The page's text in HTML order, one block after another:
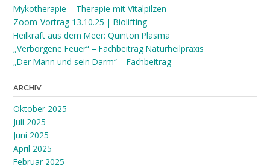
Mykotherapie – Therapie mit Vitalpilzen
Zoom-Vortrag 13.10.25 | Biolifting
Heilkraft aus dem Meer: Quinton Plasma
„Verborgene Feuer“ – Fachbeitrag Naturheilpraxis
„Der Mann und sein Darm“ – Fachbeitrag
ARCHIV
Oktober 2025
Juli 2025
Juni 2025
April 2025
Februar 2025